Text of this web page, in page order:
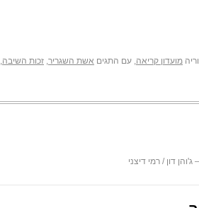
מועדון קריאה, עם התגים אשת השגריר, זכות השיבה,
דון / רמי דיצני